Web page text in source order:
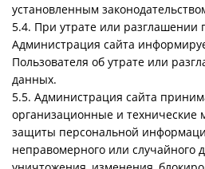
установленным
5.4. При утрате или разглашении
Администрация сайта
Пользователя об утрате или
данных.
5.5. Администрация сайта
организационные и технические
защиты персональной
неправомерного или случайного